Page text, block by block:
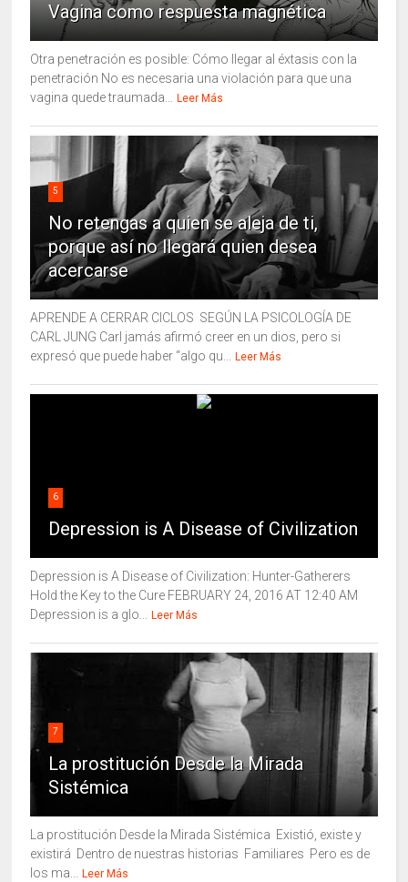
Vagina como respuesta magnética
Otra penetración es posible: Cómo llegar al éxtasis con la
penetración No es necesaria una violación para que una
vagina quede traumada...
Leer Más
5
No retengas a quien se aleja de ti,
porque así no llegará quien desea
acercarse
APRENDE A CERRAR CICLOS SEGÚN LA PSICOLOGÍA DE
CARL JUNG Carl jamás afirmó creer en un dios, pero si
expresó que puede haber “algo qu...
Leer Más
6
Depression is A Disease of Civilization
Depression is A Disease of Civilization: Hunter-Gatherers
Hold the Key to the Cure FEBRUARY 24, 2016 AT 12:40 AM
Depression is a glo...
Leer Más
7
La prostitución Desde la Mirada
Sistémica
La prostitución Desde la Mirada Sistémica Existió, existe y
existirá Dentro de nuestras historias Familiares Pero es de
los ma...
Leer Más